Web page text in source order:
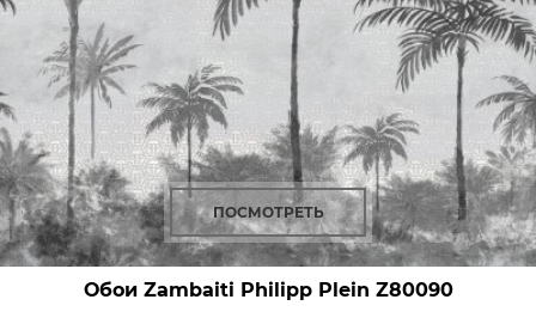
ПОСМОТРЕТЬ
Обои Zambaiti Philipp Plein Z80090